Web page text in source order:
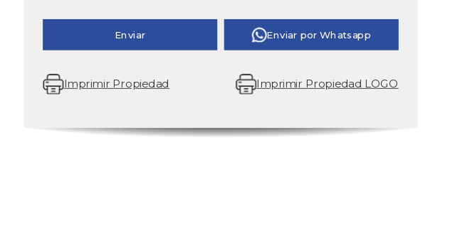
Enviar Enviar por Whatsapp
Imprimir Propiedad Imprimir Propiedad LOGO